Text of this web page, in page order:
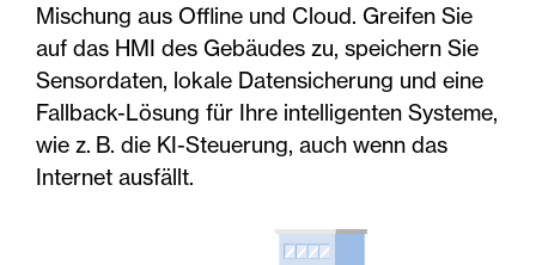
Mischung aus Offline und Cloud. Greifen Sie
auf das HMI des Gebäudes zu, speichern Sie
Sensordaten, lokale Datensicherung und eine
Fallback-Lösung für Ihre intelligenten Systeme,
wie z. B. die KI-Steuerung, auch wenn das
Internet ausfällt.